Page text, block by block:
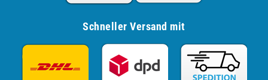
Schneller Versand mit